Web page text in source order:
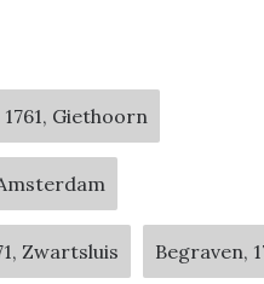
Giethoorn
Zwartsluis Begraven,